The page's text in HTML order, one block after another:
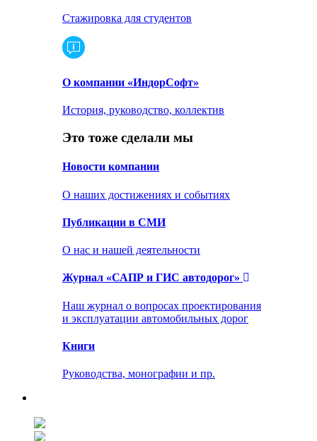
Стажировка для студентов
О компании «ИндорСофт»
История, руководство, коллектив
Это тоже сделали мы
Новости компании
О наших достижениях и событиях
Публикации в СМИ
О нас и нашей деятельности
Журнал «САПР и ГИС автодорог»
Наш журнал о вопросах проектирования
и эксплуатации автомобильных дорог
Книги
Руководства, монографии и пр.